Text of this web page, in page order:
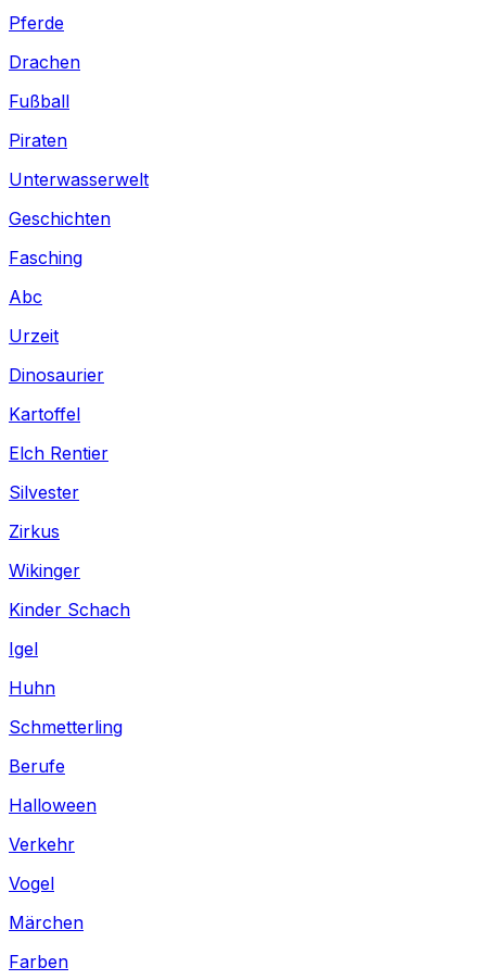
Pferde
Drachen
Fußball
Piraten
Unterwasserwelt
Geschichten
Fasching
Abc
Urzeit
Dinosaurier
Kartoffel
Elch Rentier
Silvester
Zirkus
Wikinger
Kinder Schach
Igel
Huhn
Schmetterling
Berufe
Halloween
Verkehr
Vogel
Märchen
Farben